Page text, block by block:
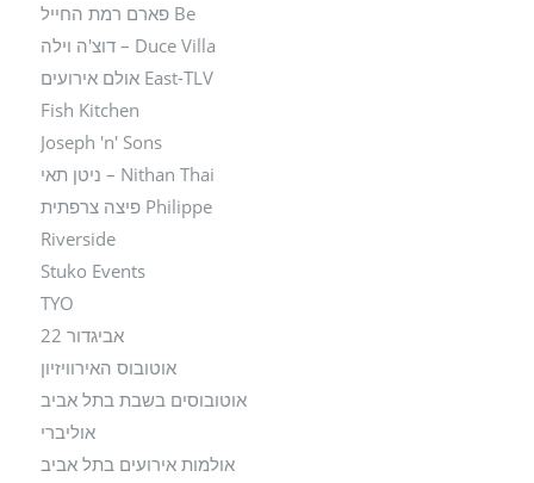
Be פארם רמת החייל
Duce Villa – דוצ'ה וילה
East-TLV אולם אירועים
Fish Kitchen
Joseph 'n' Sons
Nithan Thai – ניטן תאי
Philippe פיצה צרפתית
Riverside
Stuko Events
TYO
אביגדור 22
אוטובוס האירוויזיון
אוטובוסים בשבת בתל אביב
אוליברי
אולמות אירועים בתל אביב